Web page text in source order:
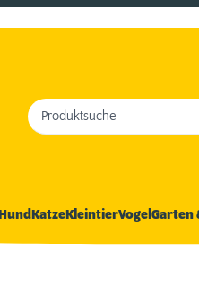
Produktsuche
HundKatzeKleintierVogel Garten